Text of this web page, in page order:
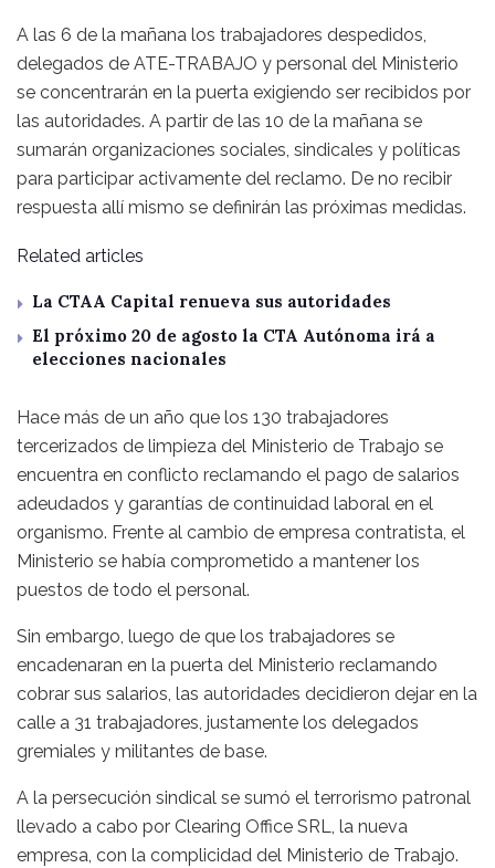
A las 6 de la mañana los trabajadores despedidos,
delegados de ATE-TRABAJO y personal del Ministerio
se concentrarán en la puerta exigiendo ser recibidos por
las autoridades. A partir de las 10 de la mañana se
sumarán organizaciones sociales, sindicales y políticas
para participar activamente del reclamo. De no recibir
respuesta allí mismo se definirán las próximas medidas.
Related articles
La CTAA Capital renueva sus autoridades
El próximo 20 de agosto la CTA Autónoma irá a
elecciones nacionales
Hace más de un año que los 130 trabajadores
tercerizados de limpieza del Ministerio de Trabajo se
encuentra en conflicto reclamando el pago de salarios
adeudados y garantías de continuidad laboral en el
organismo. Frente al cambio de empresa contratista, el
Ministerio se había comprometido a mantener los
puestos de todo el personal.
Sin embargo, luego de que los trabajadores se
encadenaran en la puerta del Ministerio reclamando
cobrar sus salarios, las autoridades decidieron dejar en la
calle a 31 trabajadores, justamente los delegados
gremiales y militantes de base.
A la persecución sindical se sumó el terrorismo patronal
llevado a cabo por Clearing Office SRL, la nueva
empresa, con la complicidad del Ministerio de Trabajo.